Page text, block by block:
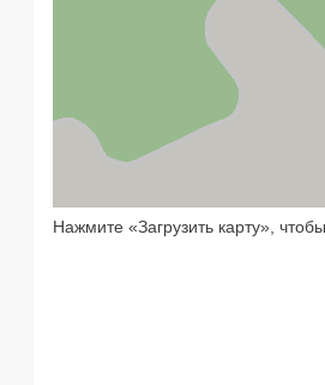
Нажмите «Загрузить карту»,